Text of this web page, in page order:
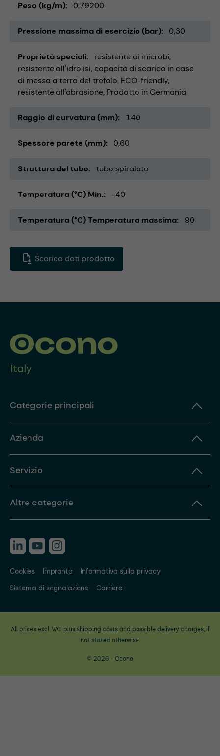
Peso (kg/m) 0,79200
Pressione massima di esercizio (bar) 0,30
Proprietà speciali
resistente ai microbi
resistente all'idrolisi capacità di scarico in caso
di messa a terra del trefolo ECO-friendly
resistente all'abrasione Prodotto in Germania
Raggio di curvatura (mm) 140
Spessore parete (mm) 0,60
Struttura del tubo tubo spiralato
Temperatura (°C) Min. -40
Temperatura (°C) Temperatura massima 90
Scarica dati prodotto
Categorie principali
Azienda
Servizio
Altre categorie
Cookies Impronta
Informativa sulla privacy
Sistema di segnalazione
Carriera
All prices excl. VAT plus shipping costsand possible delivery charges, if
not stated otherwise.
© 2026 - Ocono